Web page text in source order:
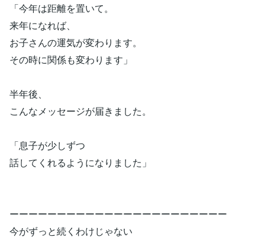
「今年は距離を置いて。
来年になれば、
お子さんの運気が変わります。
その時に関係も変わります」
半年後、
こんなメッセージが届きました。
「息子が少しずつ
話してくれるようになりました」
ーーーーーーーーーーーーーーーーーーーーーーー
今がずっと続くわけじゃない